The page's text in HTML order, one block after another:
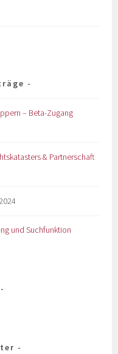
– Beta-Zugang
& Partnerschaft
und Suchfunktion